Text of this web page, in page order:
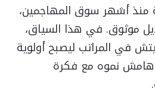
منذ أشهر سوق المهاجمين،
موثوق. في هذا السياق،
في المراتب ليصبح أولوية
نموه مع فكرة